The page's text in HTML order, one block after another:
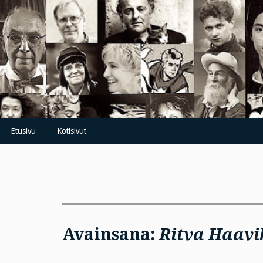
Skip
to
content
Etusivu Kotisivut
Avainsana:Ritva